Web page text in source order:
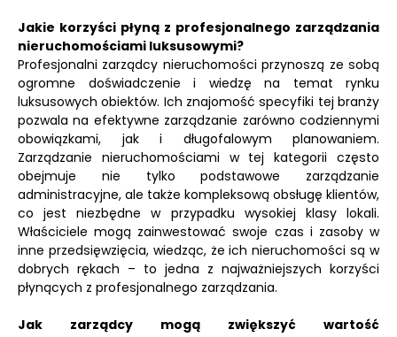
Jakie korzyści płyną z profesjonalnego zarządzania
nieruchomościami luksusowymi?
Profesjonalni zarządcy nieruchomości przynoszą ze sobą
ogromne doświadczenie i wiedzę na temat rynku
luksusowych obiektów. Ich znajomość specyfiki tej branży
pozwala na efektywne zarządzanie zarówno codziennymi
obowiązkami, jak i długofalowym planowaniem.
Zarządzanie nieruchomościami w tej kategorii często
obejmuje nie tylko podstawowe zarządzanie
administracyjne, ale także kompleksową obsługę klientów,
co jest niezbędne w przypadku wysokiej klasy lokali.
Właściciele mogą zainwestować swoje czas i zasoby w
inne przedsięwzięcia, wiedząc, że ich nieruchomości są w
dobrych rękach – to jedna z najważniejszych korzyści
płynących z profesjonalnego zarządzania.
Jak zarządcy mogą zwiększyć wartość